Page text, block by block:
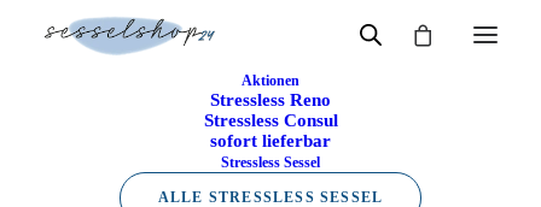
Aktionen
Stressless Reno
Stressless Consul
sofort lieferbar
Stressless Sessel
ALLE STRESSLESS SESSEL
Stressless Sessel
Stressless Sessel
Viele Modelle sofort verfügbar
Schnelle Lieferung direkt ab Lager